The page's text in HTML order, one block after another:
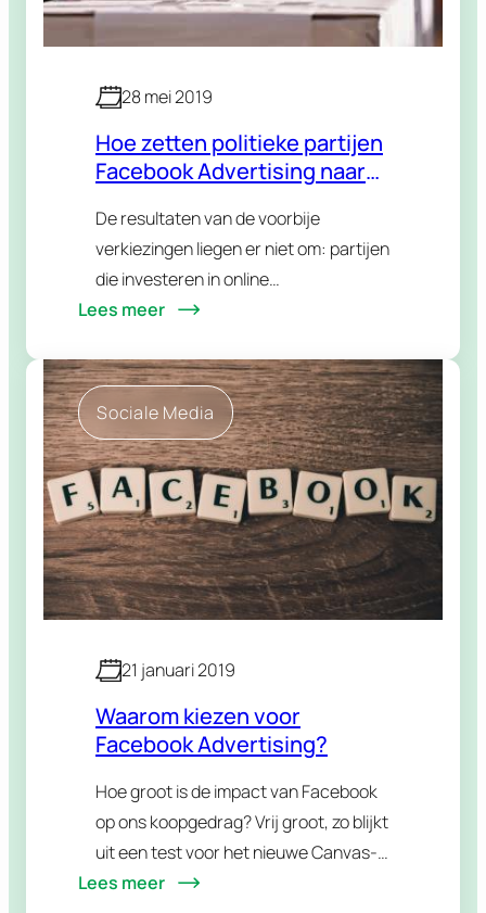
28 mei 2019
Hoe zetten politieke partijen
Facebook Advertising naar
De resultaten van de voorbije
verkiezingen liegen er niet om: partijen
die investeren in online
advertentiecampagnes op de sociale
blogpost geven we je enkele do’s en
don’ts mee…
Lees meer
Sociale Media
21 januari 2019
Waarom kiezen voor
Facebook Advertising?
Hoe groot is de impact van Facebook
op ons koopgedrag? Vrij groot, zo blijkt
uit een test voor het nieuwe Canvas-
programma ‘Facebook en Ik’. Een
Lees meer